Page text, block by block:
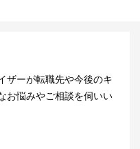
ザーが転職先や今後のキ
お悩みやご相談を伺いい